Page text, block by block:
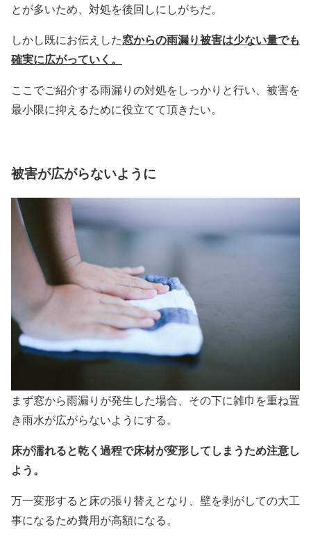
とが多いため、対処を後回しにしがちだ。
しかし既にお伝えした窓からの雨漏り被害は少ない量でも
確実に広がっていく。
ここでご紹介する雨漏りの対処をしっかりと行い、被害を
最小限に抑えるために役立てて頂きたい。
被害が広がらないように
まず窓から雨漏りが発生した場合、その下に雑巾を重ね置
き雨水が広がらないようにする。
床が濡れると乾く過程で床材が変形してしまうため注意し
よう。
万一変形すると床の張り替えとなり、壁を剥がしての大工
事になるため費用が高額になる。